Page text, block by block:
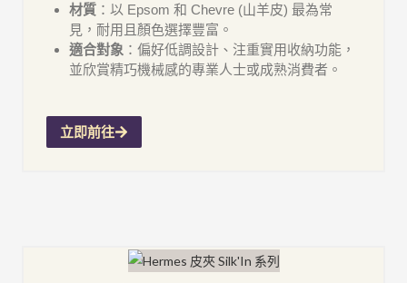
材質 ：以 Epsom 和 Chevre (山羊皮) 最為常
見，耐用且顏色選擇豐富。
適合對象 ：偏好低調設計、注重實用收納功能，
並欣賞精巧機械感的專業人士或成熟消費者。
立即前往